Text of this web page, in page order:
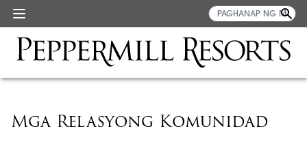
Mga Relasyong Komunidad